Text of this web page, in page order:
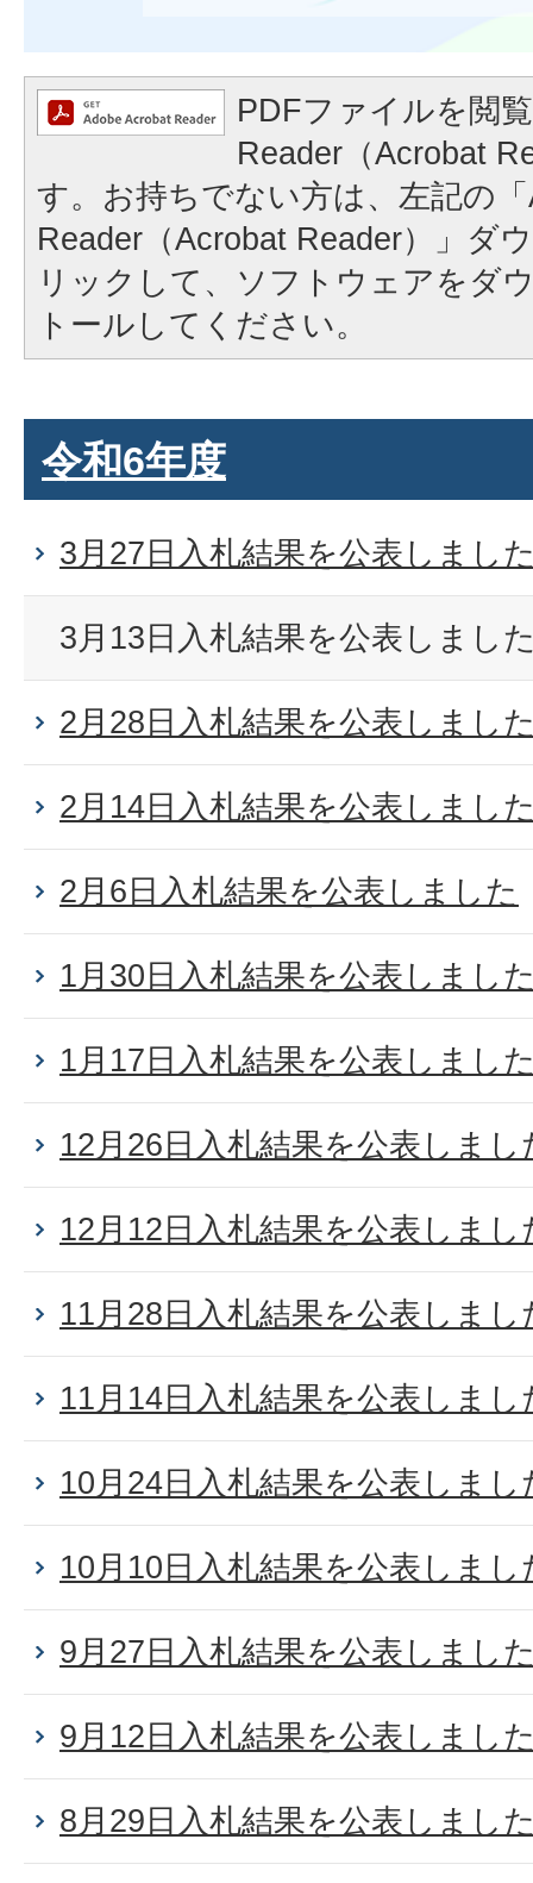
PDFファイルを閲
Reader（Acrobat
す。お持ちでない方は、左記の
Reader（Acrobat Reader）」ダ
リックして、ソフトウェアをダ
トールしてください。
令和6年度
3月27日入札結果を公表しまし
3月13日入札結果を公表しまし
2月28日入札結果を公表しまし
2月14日入札結果を公表しまし
2月6日入札結果を公表しました
1月30日入札結果を公表しまし
1月17日入札結果を公表しまし
12月26日入札結果を公表しまし
12月12日入札結果を公表しまし
11月28日入札結果を公表しまし
11月14日入札結果を公表しまし
10月24日入札結果を公表しまし
10月10日入札結果を公表しまし
9月27日入札結果を公表しまし
9月12日入札結果を公表しまし
8月29日入札結果を公表しまし